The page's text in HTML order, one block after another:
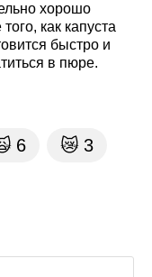
хорошо
как капуста
быстро и
в пюре.
6 😿 3